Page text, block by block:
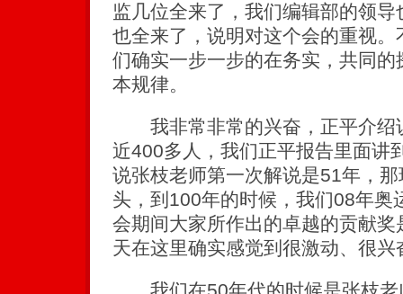
监几位全来了，我们编辑部的领
也全来了，说明对这个会的重视
们确实一步一步的在务实，共同
本规律。
我非常非常的兴奋，正平介绍
近400多人，我们正平报告里面讲
说张枝老师第一次解说是51年，
头，到100年的时候，我们08年奥
会期间大家所作出的卓越的贡献
天在这里确实感觉到很激动、很兴